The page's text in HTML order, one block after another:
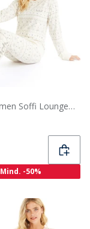
Bench Damen Soffi Loungewear Set Winter Weiß
Mind. -50%